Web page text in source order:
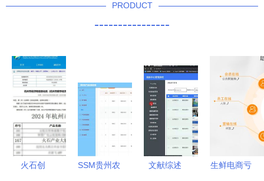
PRODUCT
----------------
火石创
SSM贵州农
文献综述
生鲜电商亏